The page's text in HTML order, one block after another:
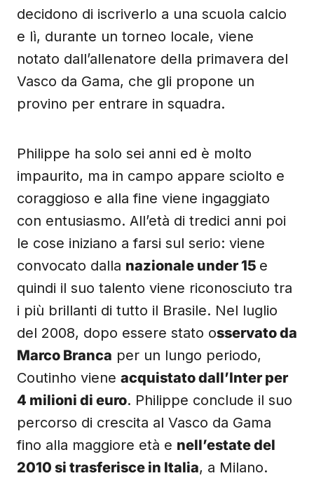
decidono di iscriverlo a una scuola calcio
e lì, durante un torneo locale, viene
notato dall’allenatore della primavera del
Vasco da Gama, che gli propone un
provino per entrare in squadra.
Philippe ha solo sei anni ed è molto
impaurito, ma in campo appare sciolto e
coraggioso e alla fine viene ingaggiato
con entusiasmo. All’età di tredici anni poi
le cose iniziano a farsi sul serio: viene
convocato dalla nazionale under 15 e
quindi il suo talento viene riconosciuto tra
i più brillanti di tutto il Brasile. Nel luglio
del 2008, dopo essere stato osservato da
Marco Branca per un lungo periodo,
Coutinho viene acquistato dall’Inter per
4 milioni di euro. Philippe conclude il suo
percorso di crescita al Vasco da Gama
fino alla maggiore età e nell’estate del
2010 si trasferisce in Italia, a Milano.